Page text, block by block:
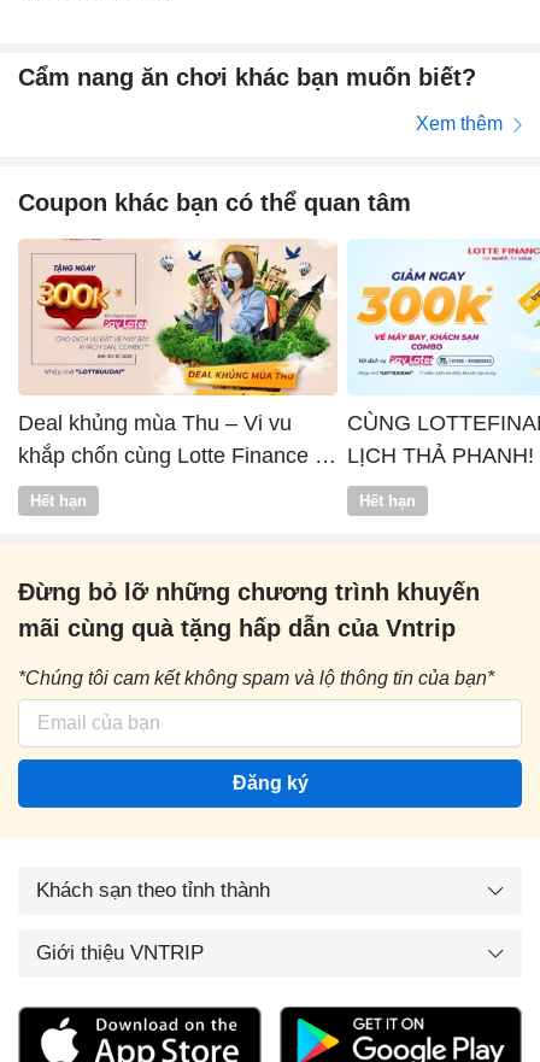
Cẩm nang ăn chơi khác bạn muốn biết?
Xem thêm
Coupon khác bạn có thể quan tâm
Deal khủng mùa Thu – Vi vu
khắp chốn cùng Lotte Finance x
Vntrip
Hết hạn
CÙNG
LỊCH THẢ PHANH!
Hết hạn
Đừng bỏ lỡ những chương trình khuyến
mãi cùng quà tặng hấp dẫn của Vntrip
*Chúng tôi cam kết không spam và lộ thông tin của bạn*
Đăng ký
Khách sạn theo tỉnh thành
Giới thiệu VNTRIP